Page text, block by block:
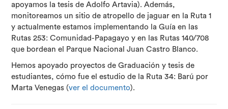
apoyamos la tesis de Adolfo Artavia). Además,
monitoreamos un sitio de atropello de jaguar en la Ruta 1
y actualmente estamos implementando la Guía en las
Rutas 253: Comunidad-Papagayo y en las Rutas 140/708
que bordean el Parque Nacional Juan Castro Blanco.
Hemos apoyado proyectos de Graduación y tesis de
estudiantes, cómo fue el estudio de la Ruta 34: Barú por
Marta Venegas (ver el documento).